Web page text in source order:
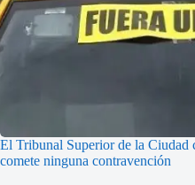
El Tribunal Superior de la Ciudad
comete ninguna contravención